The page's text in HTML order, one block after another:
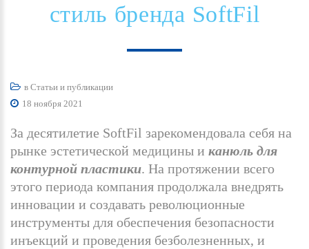
стиль бренда SoftFil
в Статьи и публикации
18 ноября 2021
За десятилетие SoftFil зарекомендовала себя на
рынке эстетической медицины и канюль для
контурной пластики. На протяжении всего
этого периода компания продолжала внедрять
инновации и создавать революционные
инструменты для обеспечения безопасности
инъекций и проведения безболезненных, и